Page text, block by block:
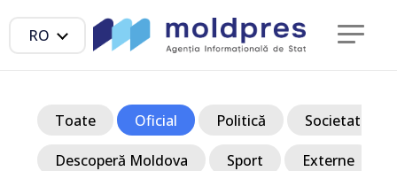
RO
Toate Oficial Politică Societate
Descoperă Moldova Sport Externe